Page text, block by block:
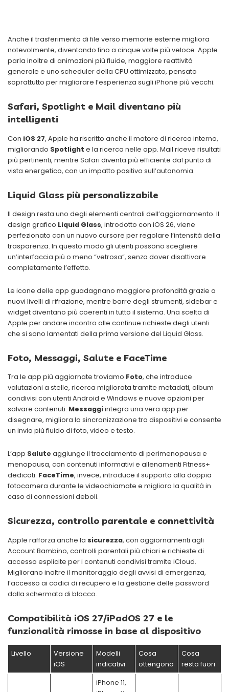
Anche il trasferimento di file verso memorie esterne migliora
notevolmente, diventando fino a cinque volte più veloce. Apple
parla inoltre di animazioni più fluide, maggiore reattività
generale e uno scheduler della CPU ottimizzato, pensato
soprattutto per migliorare l’esperienza sugli iPhone più vecchi.
Safari, Spotlight e Mail diventano più
intelligenti
Con iOS 27, Apple ha riscritto anche il motore di ricerca interno,
migliorando Spotlight e la ricerca nelle app. Mail riceve risultati
più pertinenti, mentre Safari diventa più efficiente dal punto di
vista energetico, con un impatto positivo sull’autonomia.
Liquid Glass più personalizzabile
Il design resta uno degli elementi centrali dell’aggiornamento. Il
design grafico Liquid Glass, introdotto con iOS 26, viene
perfezionato con un nuovo cursore per regolare l’intensità della
trasparenza. In questo modo gli utenti possono scegliere
un’interfaccia più o meno “vetrosa”, senza dover disattivare
completamente l’effetto.
Le icone delle app guadagnano maggiore profondità grazie a
nuovi livelli di rifrazione, mentre barre degli strumenti, sidebar e
widget diventano più coerenti in tutto il sistema. Una scelta di
Apple per andare incontro alle continue richieste degli utenti
che si sono lamentati della prima versione del Liquid Glass.
Foto, Messaggi, Salute e FaceTime
Tra le app più aggiornate troviamo Foto, che introduce
valutazioni a stelle, ricerca migliorata tramite metadati, album
condivisi con utenti Android e Windows e nuove opzioni per
salvare contenuti. Messaggiintegra una vera app per
disegnare, migliora la sincronizzazione tra dispositivi e consente
un invio più fluido di foto, video e testo.
L’app Salute aggiunge il tracciamento di perimenopausa e
menopausa, con contenuti informativi e allenamenti Fitness+
dedicati. FaceTime, invece, introduce il supporto alla doppia
fotocamera durante le videochiamate e migliora la qualità in
caso di connessioni deboli.
Sicurezza, controllo parentale e connettività
Apple rafforza anche la sicurezza, con aggiornamenti agli
Account Bambino, controlli parentali più chiari e richieste di
accesso esplicite per i contenuti condivisi tramite iCloud.
Migliorano inoltre il monitoraggio degli avvisi di emergenza,
l’accesso ai codici di recupero e la gestione delle password
dalla schermata di blocco.
Compatibilità iOS 27/iPadOS 27 e le
funzionalità rimosse in base al dispositivo
Livello
Versione
iOS
Modelli
indicativi
Cosa
ottengono
Cosa
resta fuori
iPhone 11,